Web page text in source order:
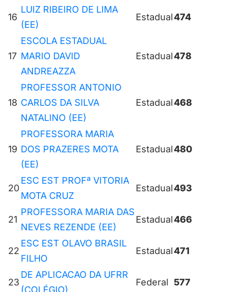
16
LUIZ RIBEIRO DE LIMA
(EE)
Estadual474
17
ESCOLA ESTADUAL
MARIO DAVID
ANDREAZZA
Estadual478
18
PROFESSOR ANTONIO
CARLOS DA SILVA
NATALINO (EE)
Estadual468
19
PROFESSORA MARIA
DOS PRAZERES MOTA
(EE)
Estadual480
20
ESC EST PROFª VITORIA
MOTA CRUZ
Estadual493
21
PROFESSORA MARIA DAS
NEVES REZENDE (EE)
Estadual466
22
ESC EST OLAVO BRASIL
FILHO
Estadual471
23
DE APLICACAO DA UFRR
Federal 577